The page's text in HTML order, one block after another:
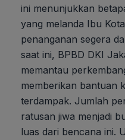
ini menunjukkan
yang melanda Ibu
penanganan segera
saat ini, BPBD DKI
memantau
memberikan bantuan
terdampak. Jumlah
ratusan jiwa menjadi
luas dari bencana ini.